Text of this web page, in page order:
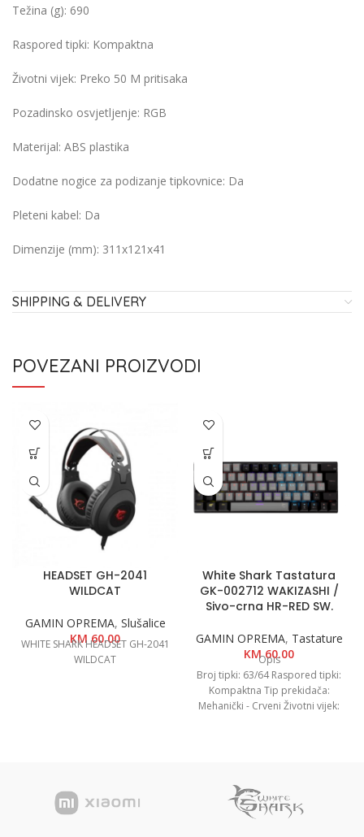
Težina (g): 690
Raspored tipki: Kompaktna
Životni vijek: Preko 50 M pritisaka
Pozadinsko osvjetljenje: RGB
Materijal: ABS plastika
Dodatne nogice za podizanje tipkovnice: Da
Pleteni kabel: Da
Dimenzije (mm): 311x121x41
SHIPPING & DELIVERY
POVEZANI PROIZVODI
HEADSET GH-2041
WILDCAT
GAMIN OPREMA, Slušalice
KM 60.00
WHITE SHARK HEADSET GH-2041
WILDCAT
White Shark Tastatura
GK-002712 WAKIZASHI /
Sivo-crna HR-RED SW.
GAMIN OPREMA, Tastature
KM60.00
Opis
Broj tipki: 63/64 Raspored tipki:
Kompaktna Tip prekidača:
Mehanički - Crveni Životni vijek:
Sivo / Crna Materijal: Plastika
Sučelje: Type C - USB 2.0
(odvojivi) Dodatne nogice za